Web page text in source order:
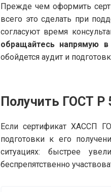
Прежде чем оформить
всего это сделать при
согласуют время
обращайтесь напрямую
обойдется аудит и
Получить ГОСТ Р
Если сертификат ХАССП
подготовки к его
ситуациях: быстрее
беспрепятственно